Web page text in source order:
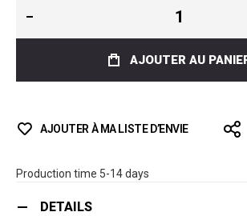
AJOUTER AU
AJOUTER À MA LISTE D’ENVIE
Production time 5-14 days
DETAILS